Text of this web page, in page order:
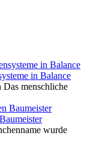
in Balance
menschliche
wurde